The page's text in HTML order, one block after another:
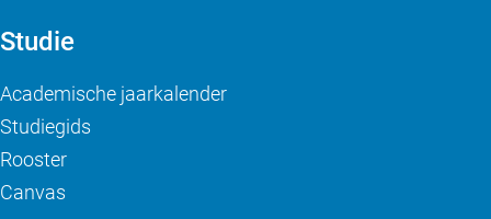
Studie
Academische jaarkalender
Studiegids
Rooster
Canvas